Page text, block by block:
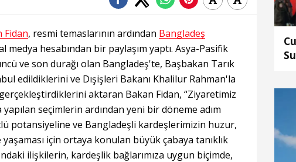
Fidan, resmi temaslarının ardından Bangladeş
medya hesabından bir paylaşım yaptı. Asya-Pasifik
ve son durağı olan Bangladeş'te, Başbakan Tarık
edildiklerini ve Dışişleri Bakanı Khalilur Rahman'la
aktaran Bakan Fidan, “Ziyaretimiz
seçimlerin ardından yeni bir döneme adım
potansiyeline ve Bangladeşli kardeşlerimizin huzur,
için ortaya konulan büyük çabaya tanıklık
ilişkilerin, kardeşlik bağlarımıza uygun biçimde,